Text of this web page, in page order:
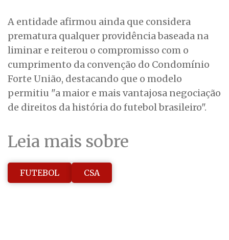
A entidade afirmou ainda que considera
prematura qualquer providência baseada na
liminar e reiterou o compromisso com o
cumprimento da convenção do Condomínio
Forte União, destacando que o modelo
permitiu "a maior e mais vantajosa negociação
de direitos da história do futebol brasileiro".
Leia mais sobre
FUTEBOL CSA